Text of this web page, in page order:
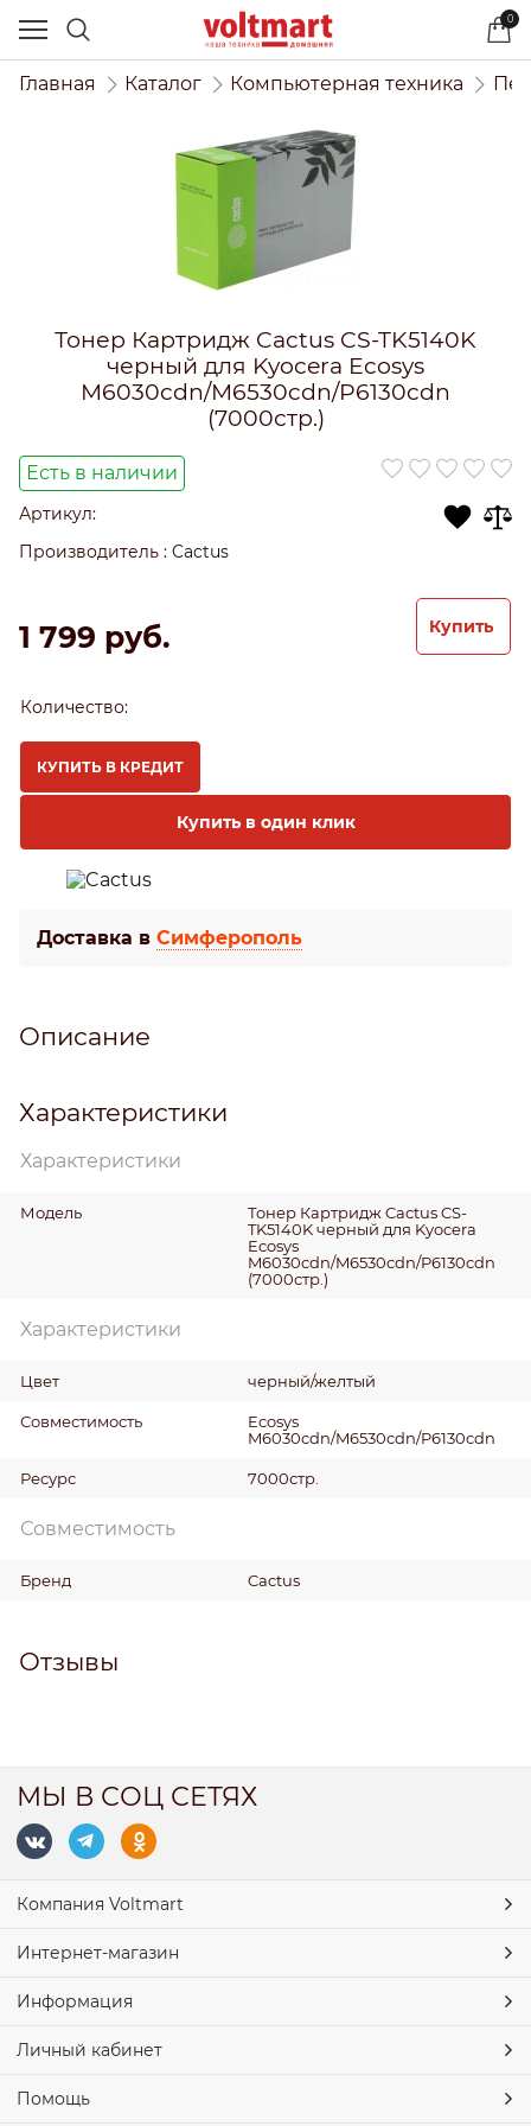
0
Главная Каталог Компьютерная техника
Тонер Картридж Cactus CS-TK5140K
черный для Kyocera Ecosys
M6030cdn/M6530cdn/P6130cdn
(7000стр.)
Есть в наличии
Артикул:
Производитель : Cactus
1 799 руб. Купить
Количество:
КУПИТЬ В КРЕДИТ
Купить в один клик
Доставка в Симферополь
Описание
Характеристики
Характеристики
Модель
Тонер Картридж Cactus CS-
TK5140K черный для Kyocera
Ecosys
M6030cdn/M6530cdn/P6130cdn
(7000стр.)
Характеристики
Цвет черный/желтый
Совместимость
Ecosys
M6030cdn/M6530cdn/P6130cdn
Ресурс 7000стр.
Совместимость
Бренд Cactus
Отзывы
МЫ В СОЦ СЕТЯХ
Компания Voltmart
Интернет-магазин
Информация
Личный кабинет
Помощь